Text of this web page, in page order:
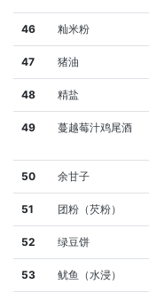
46 籼米粉
47 猪油
48 精盐
49 蔓越莓汁鸡尾酒
50 余甘子
51 团粉（芡粉）
52 绿豆饼
53 鱿鱼（水浸）